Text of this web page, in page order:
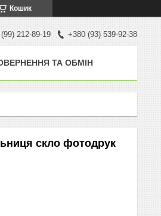
Кошик
212-89-19 +380 (93) 539-92-38
ТА ОБМІН
скло фотодрук